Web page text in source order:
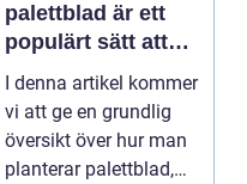
palettblad är ett
populärt sätt att
sätta färg och liv i
trädgårdar och
inomhusmiljöer
I denna artikel kommer
vi att ge en grundlig
översikt över hur man
planterar palettblad,